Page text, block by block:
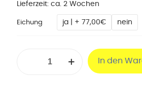
Lieferzeit: ca. 2 Wochen
Eichung ja | + 77,00€ nein
In den